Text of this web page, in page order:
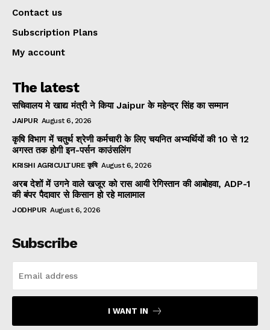
Contact us
Subscription Plans
My account
The latest
सचिवालय मे खाद्य मंत्री ने किया Jaipur के महेन्द्र सिंह का सम्मान
JAIPUR August 6, 2026
कृषि विभाग में चतुर्थ श्रेणी कर्मचारी के लिए चयनित अभ्यर्थियों की 10 से 12
अगस्त तक होगी इन-पर्सन काउंसलिंग
KRISHI AGRICULTURE कृषि August 6, 2026
अरब देशों में उगने वाले खजूर को रास आयी रेगिस्तान की आबोहवा, ADP-1
की बंपर पैदावार से किसान हो रहे मालामाल
JODHPUR August 6, 2026
Subscribe
I WANT IN